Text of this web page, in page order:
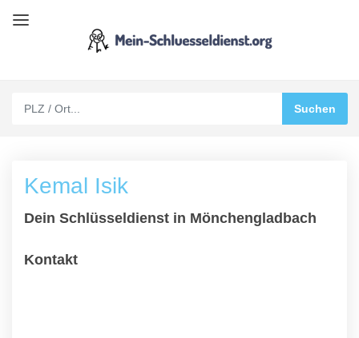
Kemal Isik
Dein Schlüsseldienst in Mönchengladbach
Kontakt